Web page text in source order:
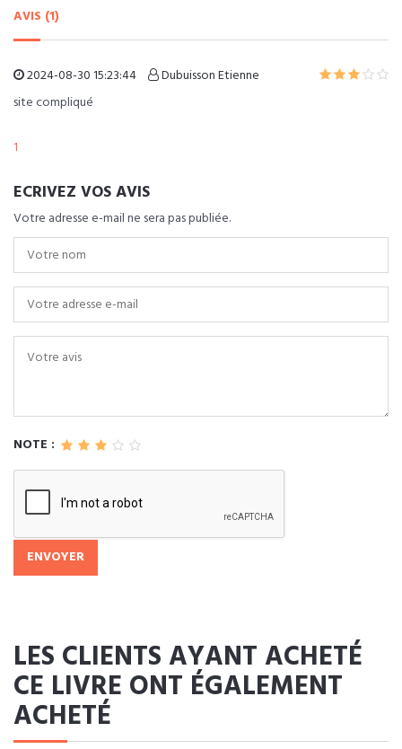
AVIS (1)
2024-08-30 15:23:44
Dubuisson Etienne
site compliqué
1
ECRIVEZ VOS AVIS
Votre adresse e-mail ne sera pas publiée.
NOTE :
ENVOYER
LES CLIENTS AYANT ACHETÉ
CE LIVRE ONT ÉGALEMENT
ACHETÉ